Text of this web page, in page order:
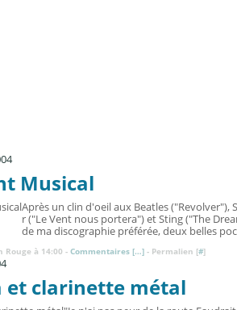
Musical
Après un clin d'oeil aux Beatles
r ("Le Vent nous portera") et Sting ("The
de ma discographie préférée, deux belles
Rouge à 14:00 - Commentaires […] - Permalien [#]
et clarinette métal